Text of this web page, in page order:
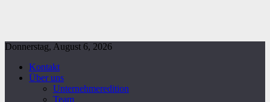
Donnerstag, August 6, 2026
Kontakt
Über uns
Unternehmeredition
Team